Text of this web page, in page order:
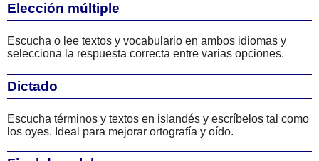
Elección múltiple
Escucha o lee textos y vocabulario en ambos idiomas y
selecciona la respuesta correcta entre varias opciones.
Dictado
Escucha términos y textos en islandés y escríbelos tal como
los oyes. Ideal para mejorar ortografía y oído.